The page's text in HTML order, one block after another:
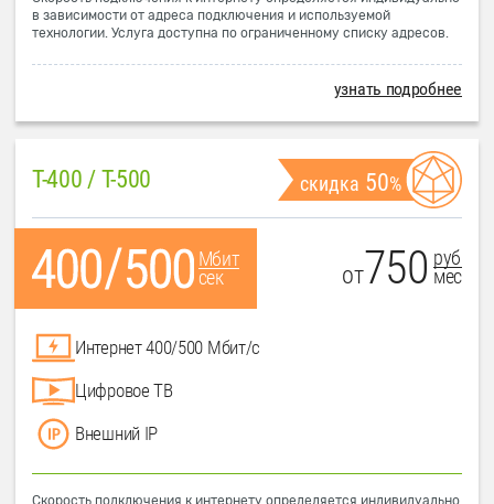
в зависимости от адреса подключения и используемой
технологии. Услуга доступна по ограниченному списку адресов.
узнать подробнее
T-400 / T-500 скидка 50%
Мбит
сек
от750 руб
мес
Интернет 400/500 Мбит/с
Цифровое ТВ
Внешний IP
Скорость подключения к интернету определяется индивидуально